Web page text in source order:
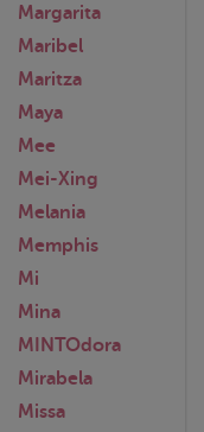
Margarita
Maribel
Maritza
Maya
Mee
Mei-Xing
Melania
Memphis
Mi
Mina
MINTOdora
Mirabela
Missa